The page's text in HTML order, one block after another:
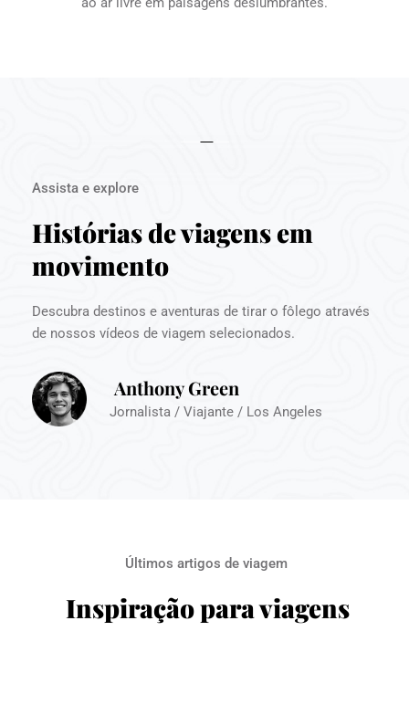
Assista e explore
Histórias de viagens em
movimento
Descubra destinos e aventuras de tirar o fôlego através
de nossos vídeos de viagem selecionados.
Anthony Green
Jornalista / Viajante / Los Angeles
Últimos artigos de viagem
Inspiração para viagens